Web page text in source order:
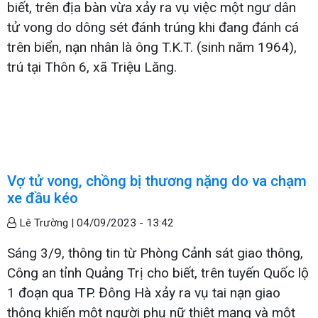
biết, trên địa bàn vừa xảy ra vụ việc một ngư dân
tử vong do dông sét đánh trúng khi đang đánh cá
trên biển, nạn nhân là ông T.K.T. (sinh năm 1964),
trú tại Thôn 6, xã Triệu Lăng.
Vợ tử vong, chồng bị thương nặng do va chạm
xe đầu kéo
Lê Trường | 04/09/2023 - 13:42
Sáng 3/9, thông tin từ Phòng Cảnh sát giao thông,
Công an tỉnh Quảng Trị cho biết, trên tuyến Quốc lộ
1 đoạn qua TP. Đông Hà xảy ra vụ tai nạn giao
thông khiến một người phụ nữ thiệt mạng và một